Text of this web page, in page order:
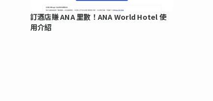
訂酒店賺 ANA 里數！ANA World Hotel 使
用介紹